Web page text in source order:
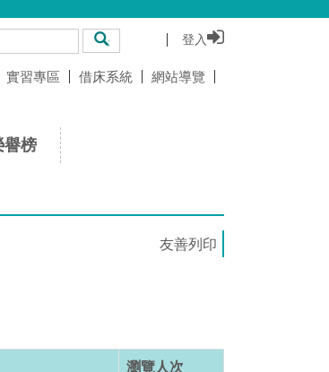
搜尋
登入
實習專區 借床系統 網站導覽
譽榜
瀏覽人次